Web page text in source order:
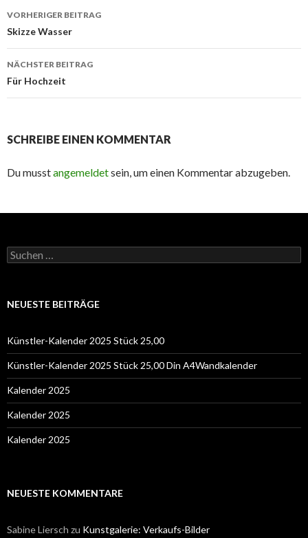
Beitrags-
Navigation
VORHERIGER BEITRAG
Skizze Wasser
NÄCHSTER BEITRAG
Für Hochzeit
SCHREIBE EINEN KOMMENTAR
Du musstangemeldetsein, um einen Kommentar abzugeben.
Suchen
nach:
NEUESTE BEITRÄGE
Künstler-Kalender 2025 Stück 25,00
Künstler-Kalender 2025 Stück 25,00 Din A4Wandkalender
Kalender 2025
Kalender 2025
Kalender 2025
NEUESTE KOMMENTARE
Sabine Liersch zu Kunstgalerie: Verkaufs-Bilder